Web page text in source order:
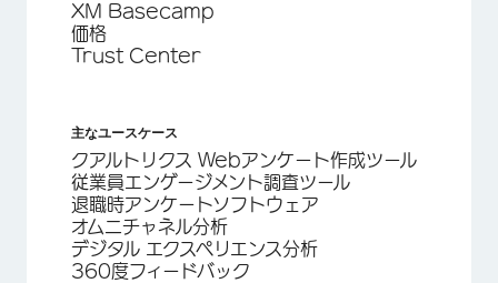
XM Basecamp
価格
Trust Center
主なユースケース
クアルトリクス Webアンケート作成ツール
従業員エンゲージメント調査ツール
退職時アンケートソフトウェア
オムニチャネル分析
デジタル エクスペリエンス分析
360度フィードバック